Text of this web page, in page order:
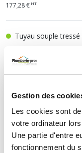
Gestion des
Les cookies sont
votre ordinateur
Une partie d'entre
fonctionnement du
177,28 € HT
Tuyau souple
100,63 €
Tuyau souple tressé
50,55 € HT
Tuyau souple tressé